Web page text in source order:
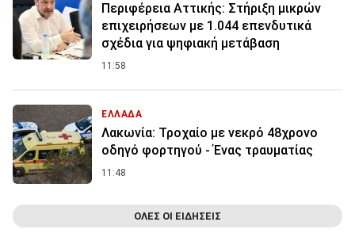
Περιφέρεια Αττικής: Στήριξη μικρών
επιχειρήσεων με 1.044 επενδυτικά
σχέδια για ψηφιακή μετάβαση
11:58
ΕΛΛΑΔΑ
Λακωνία: Τροχαίο με νεκρό 48χρονο
οδηγό φορτηγού - Ένας τραυματίας
11:48
ΟΛΕΣ ΟΙ ΕΙΔΗΣΕΙΣ